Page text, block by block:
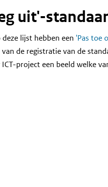
uit'-
lijst hebben een 'Pas toe
van de registratie van de
project een beeld welke